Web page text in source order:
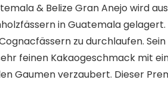
& Belize Gran Anejo wird
in Guatemala
zu durchlaufen.
feinen Kakaogeschmack mit
Gaumen verzaubert. Dieser